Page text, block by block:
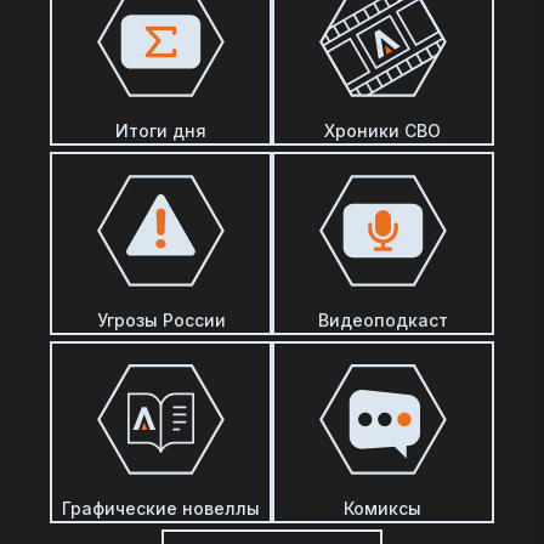
Итоги дня Хроники СВО
Угрозы России Видеоподкаст
Графические новеллы Комиксы